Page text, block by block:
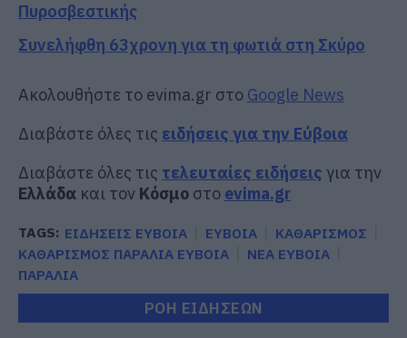
Πυροσβεστικής
Συνελήφθη 63χρονη για τη φωτιά στη Σκύρο
Ακολουθήστε το evima.gr στο Google News
Διαβάστε όλες τις ειδήσεις για την Εύβοια
Διαβάστε όλες τις τελευταίες ειδήσεις για την
Ελλάδα και τον Κόσμο στο evima.gr
TAGS: ΕΙΔΗΣΕΙΣ ΕΥΒΟΙΑ ΕΥΒΟΙΑ
ΚΑΘΑΡΙΣΜΟΣ
ΚΑΘΑΡΙΣΜΟΣ ΠΑΡΑΛΙΑ ΕΥΒΟΙΑ
ΝΕΑ ΕΥΒΟΙΑ
ΠΑΡΑΛΙΑ
ΡΟΗ ΕΙΔΗΣΕΩΝ